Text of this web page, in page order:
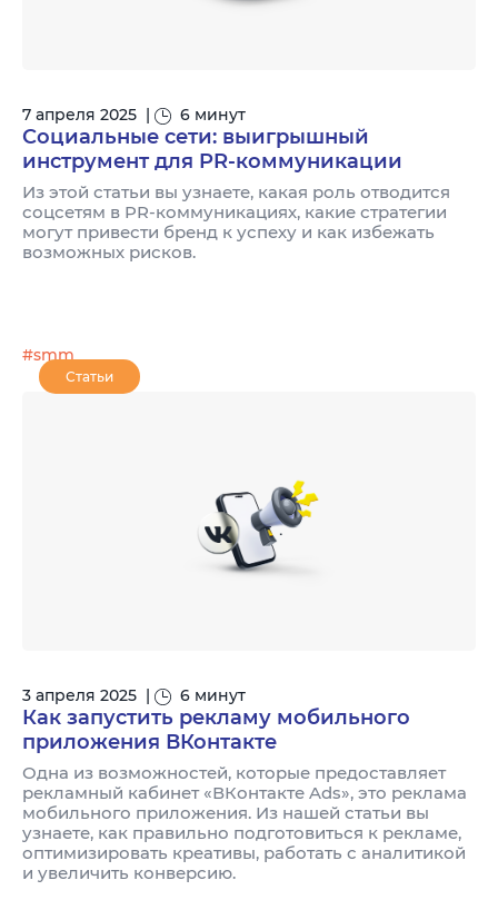
7 апреля 2025 | 6 минут
Социальные сети: выигрышный
инструмент для PR-коммуникации
Из этой статьи вы узнаете, какая роль отводится
соцсетям в PR-коммуникациях, какие стратегии
могут привести бренд к успеху и как избежать
возможных рисков.
#smm
Статьи
3 апреля 2025 | 6 минут
Как запустить рекламу мобильного
приложения ВКонтакте
Одна из возможностей, которые предоставляет
рекламный кабинет «ВКонтакте Ads», это реклама
мобильного приложения. Из нашей статьи вы
узнаете, как правильно подготовиться к рекламе,
оптимизировать креативы, работать с аналитикой
и увеличить конверсию.